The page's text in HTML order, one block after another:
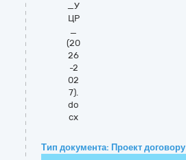
_У
ЦР
_
(20
26
-2
02
7).
do
cx
Тип документа: Проект договору